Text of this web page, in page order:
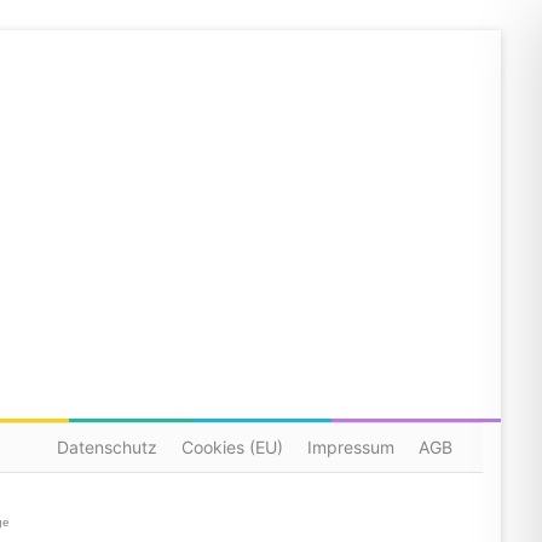
Datenschutz Cookies (EU) Impressum AGB